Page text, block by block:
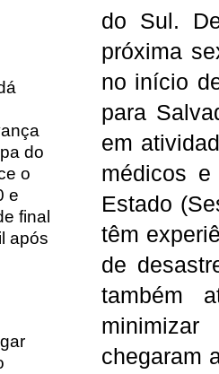
do Sul.
próxima
no início
para
em
médicos
Estado
têm
de
também
chegaram
do
o
e
final
após